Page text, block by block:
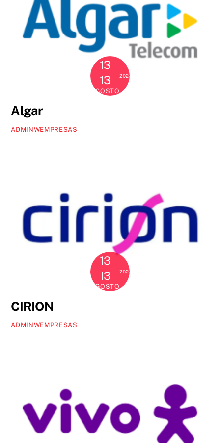
13
13
AGOSTO
2024
Algar
ADMINWEMPRESAS
13
13
AGOSTO
2024
CIRION
ADMINWEMPRESAS